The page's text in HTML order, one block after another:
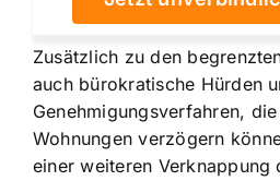
Zusätzlich zu den
auch bürokratische Hürden
Genehmigungsverfahren,
Wohnungen verzögern
einer weiteren Verknappung